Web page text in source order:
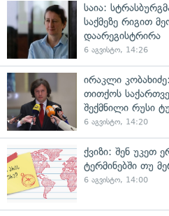
საია:
საქმეზე რიგით
დაარეგისტრირა
6 აგვისტო, 14:26
ირაკლი
თითქოს
შექმნილი რუსი
6 აგვისტო, 14:20
ქვიზი: შენ უკეთ
ტერმინებში თუ
6 აგვისტო, 14:00